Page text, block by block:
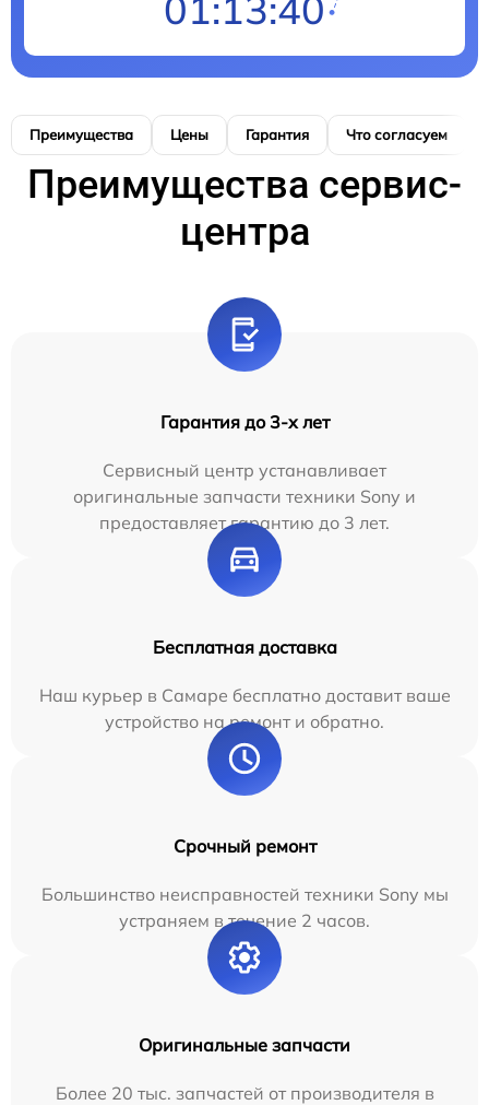
Преимущества Цены Гарантия Что согласуем
Преимущества сервис-
центра
Гарантия до 3-х лет
Сервисный центр устанавливает
оригинальные запчасти техники Sony и
предоставляет гарантию до 3 лет.
Бесплатная доставка
Наш курьер в Самаре бесплатно доставит ваше
устройство на ремонт и обратно.
Срочный ремонт
Большинство неисправностей техники Sony мы
устраняем в течение 2 часов.
Оригинальные запчасти
Более 20 тыс. запчастей от производителя в